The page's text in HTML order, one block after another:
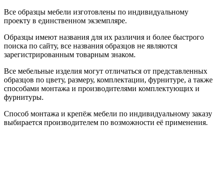
Все образцы мебели изготовлены по индивидуальному
проекту в единственном экземпляре.
Образцы имеют названия для их различия и более быстрого
поиска по сайту, все названия образцов не являются
зарегистрированным товарным знаком.
Все мебельные изделия могут отличаться от представленных
образцов по цвету, размеру, комплектации, фурнитуре, а также
способами монтажа и производителями комплектующих и
фурнитуры.
Способ монтажа и крепёж мебели по индивидуальному заказу
выбирается производителем по возможности её применения.